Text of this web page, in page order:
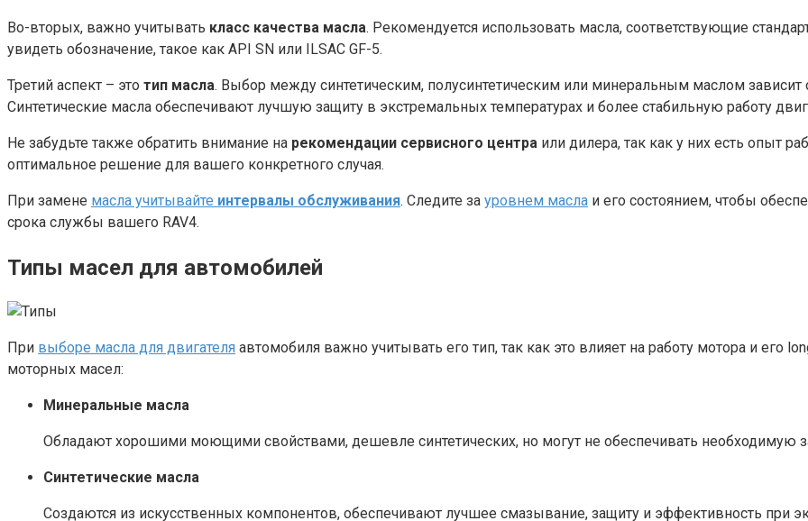
Во-вторых, важно учитывать класс качества масла. Рекомендуется использовать масла, соответствующие
увидеть обозначение, такое как API SN или ILSAC GF-5.
Третий аспект – это тип масла. Выбор между синтетическим, полусинтетическим или минеральным маслом
Синтетические масла обеспечивают лучшую защиту в экстремальных температурах и более стабильную работу
Не забудьте также обратить внимание на рекомендации сервисного центра или дилера, так как у них есть опыт
оптимальное решение для вашего конкретного случая.
При замене масла учитывайте интервалы обслуживания. Следите за уровнем масла и его состоянием, чтобы
срока службы вашего RAV4.
Типы масел для автомобилей
При выборе масла для двигателя автомобиля важно учитывать его тип, так как это влияет на работу мотора и его
моторных масел:
Минеральные масла
Обладают хорошими моющими свойствами, дешевле синтетических, но могут не обеспечивать необходимую
Синтетические масла
Создаются из искусственных компонентов, обеспечивают лучшее смазывание, защиту и эффективность при